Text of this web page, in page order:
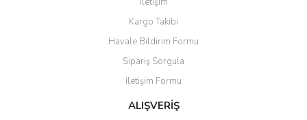
Yorum Yaz
Ürün resmi kalitesiz, bozuk veya görüntülenemiyor.
Ürün açıklamasında eksik bilgiler bulunuyor.
Ürün bilgilerinde hatalar bulunuyor.
Ürün fiyatı diğer sitelerden daha pahalı.
Bu ürüne benzer farklı alternatifler olmalı.
Kargo Takibi
Havale Bildirim Formu
Sipariş Sorgula
İletişim Formu
ALIŞVERİŞ